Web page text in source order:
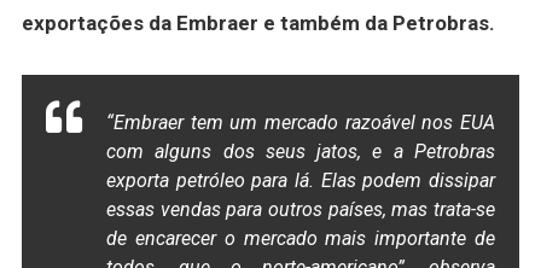
exportações da Embraer e também da Petrobras.
“Embraer tem um mercado razoável nos EUA
com alguns dos seus jatos, e a Petrobras
exporta petróleo para lá. Elas podem dissipar
essas vendas para outros países, mas trata-se
de encarecer o mercado mais importante de